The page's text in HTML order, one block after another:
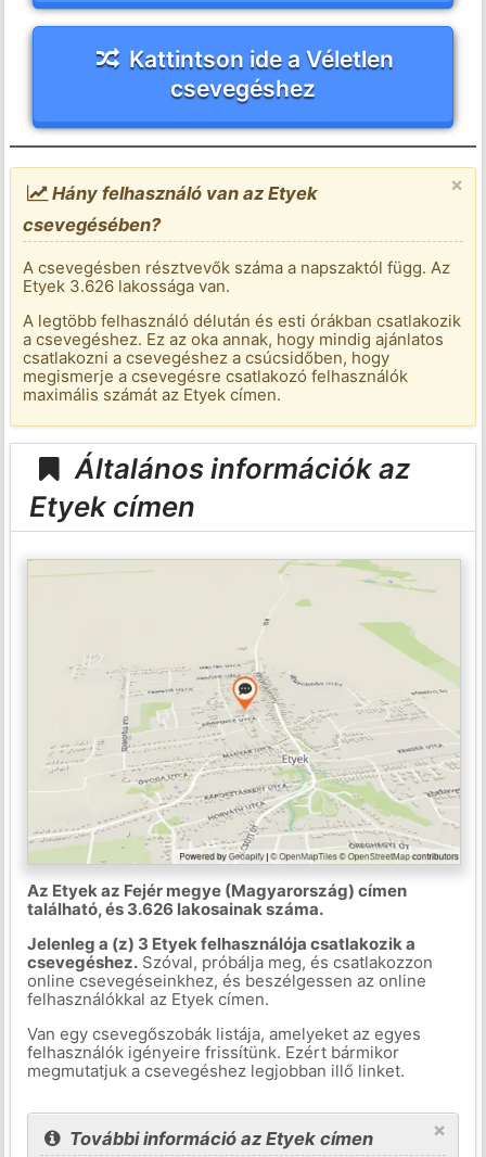
Kattintson ide a Véletlen
csevegéshez
×
Hány felhasználó van az Etyek
csevegésében?
A csevegésben résztvevők száma a napszaktól függ. Az
Etyek 3.626 lakossága van.
A legtöbb felhasználó délután és esti órákban csatlakozik
a csevegéshez. Ez az oka annak, hogy mindig ajánlatos
csatlakozni a csevegéshez a csúcsidőben, hogy
megismerje a csevegésre csatlakozó felhasználók
maximális számát az Etyek címen.
Általános információk az
Etyek címen
Az Etyek az Fejér megye (Magyarország) címen
található, és 3.626 lakosainak száma.
Jelenleg a (z) 3 Etyek felhasználója csatlakozik a
csevegéshez.Szóval, próbálja meg, és csatlakozzon
online csevegéseinkhez, és beszélgessen az online
felhasználókkal az Etyek címen.
Van egy csevegőszobák listája, amelyeket az egyes
felhasználók igényeire frissítünk. Ezért bármikor
megmutatjuk a csevegéshez legjobban illő linket.
×
További információ az Etyek címen